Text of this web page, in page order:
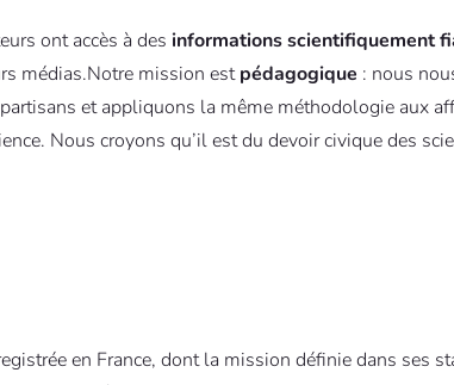
ont accès à des informations scientifiquement
médias.Notre mission estpédagogique : nous
et appliquons la même méthodologie aux
Nous croyons qu’il est du devoir civique des
en France, dont la mission définie dans ses